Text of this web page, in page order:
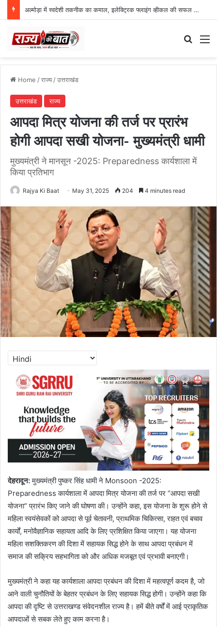
अल्मोड़ा में स्वदेशी तकनीक का कमाल, इलेक्ट्रिक फ्लाइंग व्हीकल की सफल ट्रायल उड़ान
Home /राज्य/उत्तराखंड
उत्तराखंड राज्य
आपदा मित्र योजना की तर्ज पर प्रारंभ
होगी आपदा सखी योजना- मुख्यमंत्री धामी
मुख्यमंत्री ने मानसून -2025: Preparedness कार्यशाला में
किया प्रतिभाग
Rajya Ki Baat May 31, 2025 204 4 minutes read
देहरादून:मुख्यमंत्री पुष्कर सिंह धामी ने Monsoon -2025:
Preparedness कार्यशाला में आपदा मित्र योजना की तर्ज पर “आपदा सखी
योजना“ प्रारंभ किए जाने की घोषणा की। उन्होंने कहा, इस योजना के शुरू होने से
महिला स्वयंसेवकों को आपदा से पूर्व चेतावनी, प्राथमिक चिकित्सा, राहत एवं बचाव
कार्यों, मनोवैज्ञानिक सहायता आदि के लिए प्रशिक्षित किया जाएगा। यह योजना
महिला सशक्तिकरण की दिशा में सहायक सिद्ध होने के साथ आपदा प्रबंधन में
समाज की सक्रिय सहभागिता को और अधिक मजबूत एवं प्रभावी बनाएगी।
मुख्यमंत्री ने कहा यह कार्यशाला आपदा प्रबंधन की दिशा में महत्वपूर्ण कदम है, जो
आने वाली चुनौतियों के बेहतर प्रबंधन के लिए सहायक सिद्ध होगी। उन्होंने कहा कि
आपदा की दृष्टि से उत्तराखण्ड संवेदनशील राज्य है। हमें बीते वर्षों में आई प्राकृतिक
आपदाओं से सबक लेते हुए काम करना है।